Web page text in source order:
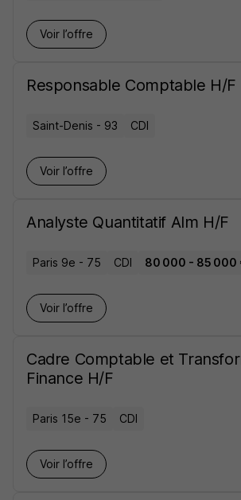
Voir l’offre
Responsable Comptable H/F
Saint-Denis - 93 CDI
Voir l’offre
Analyste Quantitatif Alm H/F
Paris 9e - 75 CDI 80 000 - 85 000
Voir l’offre
Cadre Comptable et
Finance H/F
Paris 15e - 75 CDI
Voir l’offre